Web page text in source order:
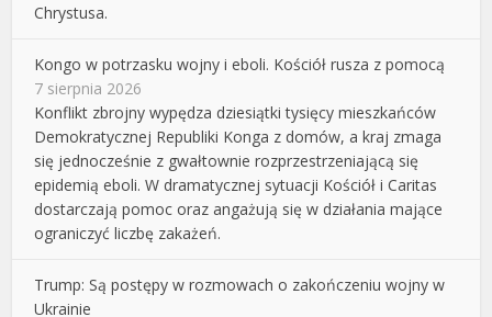
Chrystusa.
Kongo w potrzasku wojny i eboli. Kościół rusza z pomocą
7 sierpnia 2026
Konflikt zbrojny wypędza dziesiątki tysięcy mieszkańców
Demokratycznej Republiki Konga z domów, a kraj zmaga
się jednocześnie z gwałtownie rozprzestrzeniającą się
epidemią eboli. W dramatycznej sytuacji Kościół i Caritas
dostarczają pomoc oraz angażują się w działania mające
ograniczyć liczbę zakażeń.
Trump: Są postępy w rozmowach o zakończeniu wojny w
Ukrainie